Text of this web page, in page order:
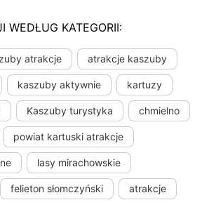
WEDŁUG KATEGORII:
atrakcje atrakcje kaszuby
kaszuby aktywnie kartuzy
Kaszuby turystyka chmielno
powiat kartuski atrakcje
lasy mirachowskie
felieton słomczyński atrakcje